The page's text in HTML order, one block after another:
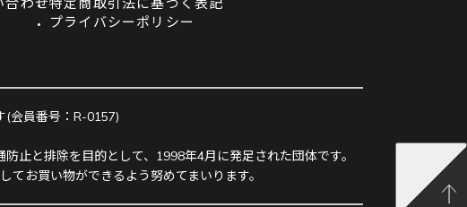
プライバシーポリシー
(会員番号：R-0157)
止と排除を目的として、1998年4月に発足された団体です。
お買い物ができるよう努めてまいります。